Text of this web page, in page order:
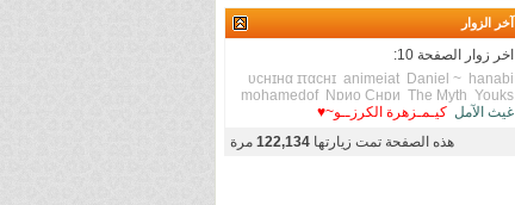
آخر الزوار
اخر زوار الصفحة 10:
υcнɪнα ɪταcнɪ animeiat Daniel ~ hanabi
mohamedof Nɒиo Cнɒи The Myth Youks
غيث الآمل كيـمـزهرة الكرزــو~♥
هذه الصفحة تمت زيارتها 122,134 مرة